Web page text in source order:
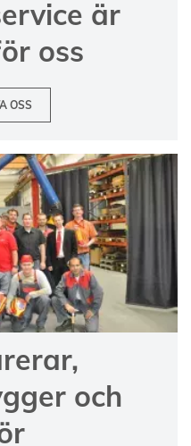
är
oss
OSS
och